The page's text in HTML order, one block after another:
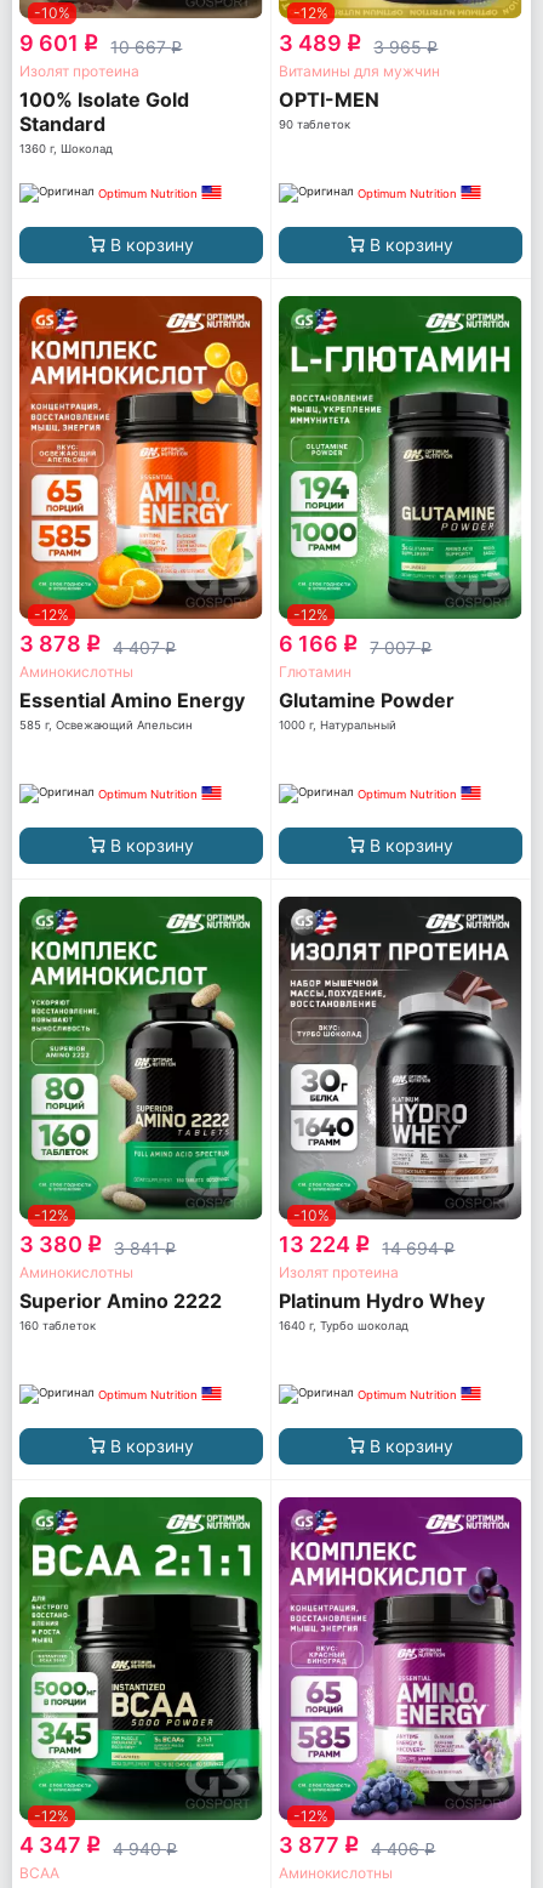
-10%
9 601 q 10 667q
Изолят протеина
100% Isolate Gold
Standard
1360 г, Шоколад
Optimum Nutrition
В корзину
-12%
3 489 q 3 965q
Витамины для мужчин
OPTI-MEN
90 таблеток
Optimum Nutrition
В корзину
-12%
3 878 q 4 407q
Аминокислотны
Essential Amino Energy
585 г, Освежающий Апельсин
Optimum Nutrition
В корзину
-12%
6 166 q 7 007q
Глютамин
Glutamine Powder
1000 г, Натуральный
Optimum Nutrition
В корзину
-12%
3 380 q 3 841q
Аминокислотны
Superior Amino 2222
160 таблеток
Optimum Nutrition
В корзину
-10%
13 224 q 14 694q
Изолят протеина
Platinum Hydro Whey
1640 г, Турбо шоколад
Optimum Nutrition
В корзину
-12%
4 347 q 4 940q
ВСАА
-12%
3 877 q 4 406q
Аминокислотны